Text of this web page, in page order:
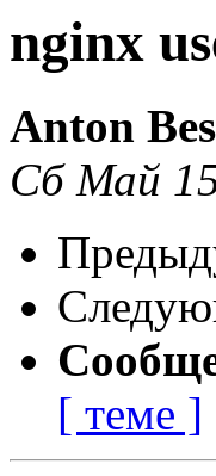
nginx
Anton
Сб Май
[ теме ]